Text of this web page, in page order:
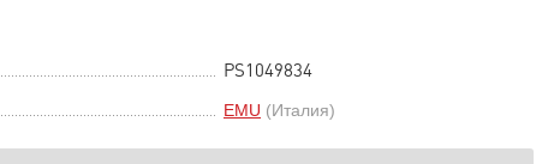
PS1049834
EMU (Италия)